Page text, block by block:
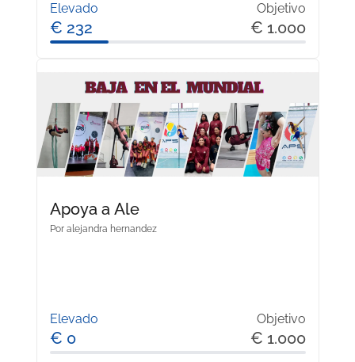
Elevado Objetivo
€ 232 € 1.000
Apoya a Ale
Poralejandra hernandez
Elevado Objetivo
€ 0 € 1.000